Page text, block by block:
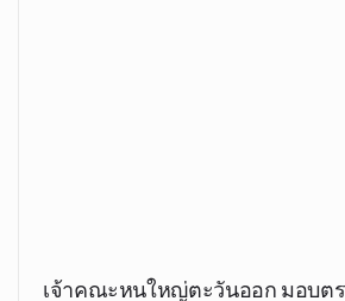
เจ้าคณะหนใหญ่ตะวันออก มอบตร